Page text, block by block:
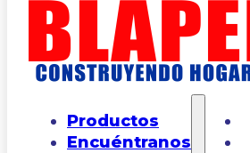
Productos
Encuéntranos
Inicio/Shop/PAREDES
PARED
EXTRUCTURADA/Pared Laia
🔍